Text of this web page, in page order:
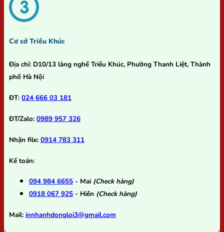
Cơ sở Triều Khúc
Địa chỉ: D10/13 làng nghề Triều Khúc, Phường Thanh Liệt, Thành
phố Hà Nội
ĐT: 024 666 03 181
ĐT/Zalo: 0989 957 326
Nhận file: 0914 783 311
Kế toán:
094 984 6655 - Mai (Check hàng)
0918 067 925 - Hiền (Check hàng)
Mail: innhanhdongloi3@gmail.com